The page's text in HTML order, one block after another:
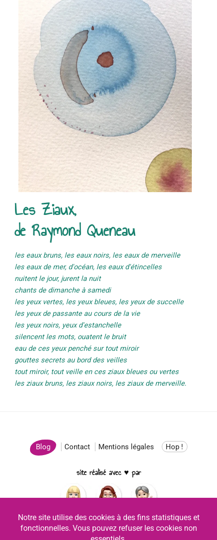
Les Ziaux,
de Raymond Queneau
les eaux bruns, les eaux noirs, les eaux de merveille
les eaux de mer, d'océan, les eaux d'étincelles
nuitent le jour, jurent la nuit
chants de dimanche à samedi
les yeux vertes, les yeux bleues, les yeux de succelle
les yeux de passante au cours de la vie
les yeux noirs, yeux d'estanchelle
silencent les mots, ouatent le bruit
eau de ces yeux penché sur tout miroir
gouttes secrets au bord des veilles
tout miroir, tout veille en ces ziaux bleues ou vertes
les ziaux bruns, les ziaux noirs, les ziaux de merveille.
Blog Contact Mentions légales Hop !
site réalisé avec ♥ par